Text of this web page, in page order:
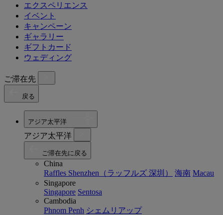
エクスペリエンス
イベント
キャンペーン
ギャラリー
ギフトカード
ウェディング
ご滞在先
戻る
アジア太平洋
アジア太平洋
ご滞在先に戻る
China
Raffles Shenzhen（ラッフルズ 深圳）
海南 Macau
Singapore
Singapore Sentosa
Cambodia
Phnom Penh シェムリアップ